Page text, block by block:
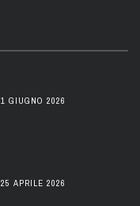
1 GIUGNO 2026
25 APRILE 2026